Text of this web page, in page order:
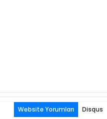
Website Yorumları Disqus